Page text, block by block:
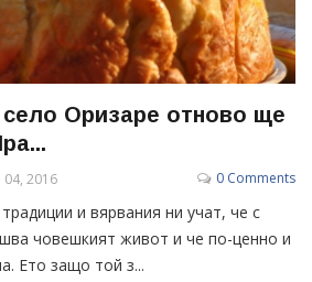
Оризаре отново ще
2016 0 Comments
и вярвания ни учат, че с
човешкият живот и че по-ценно и
Ето защо той з...